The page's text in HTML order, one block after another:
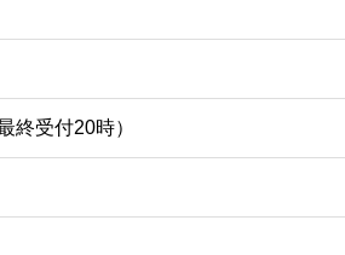
終受付20時）